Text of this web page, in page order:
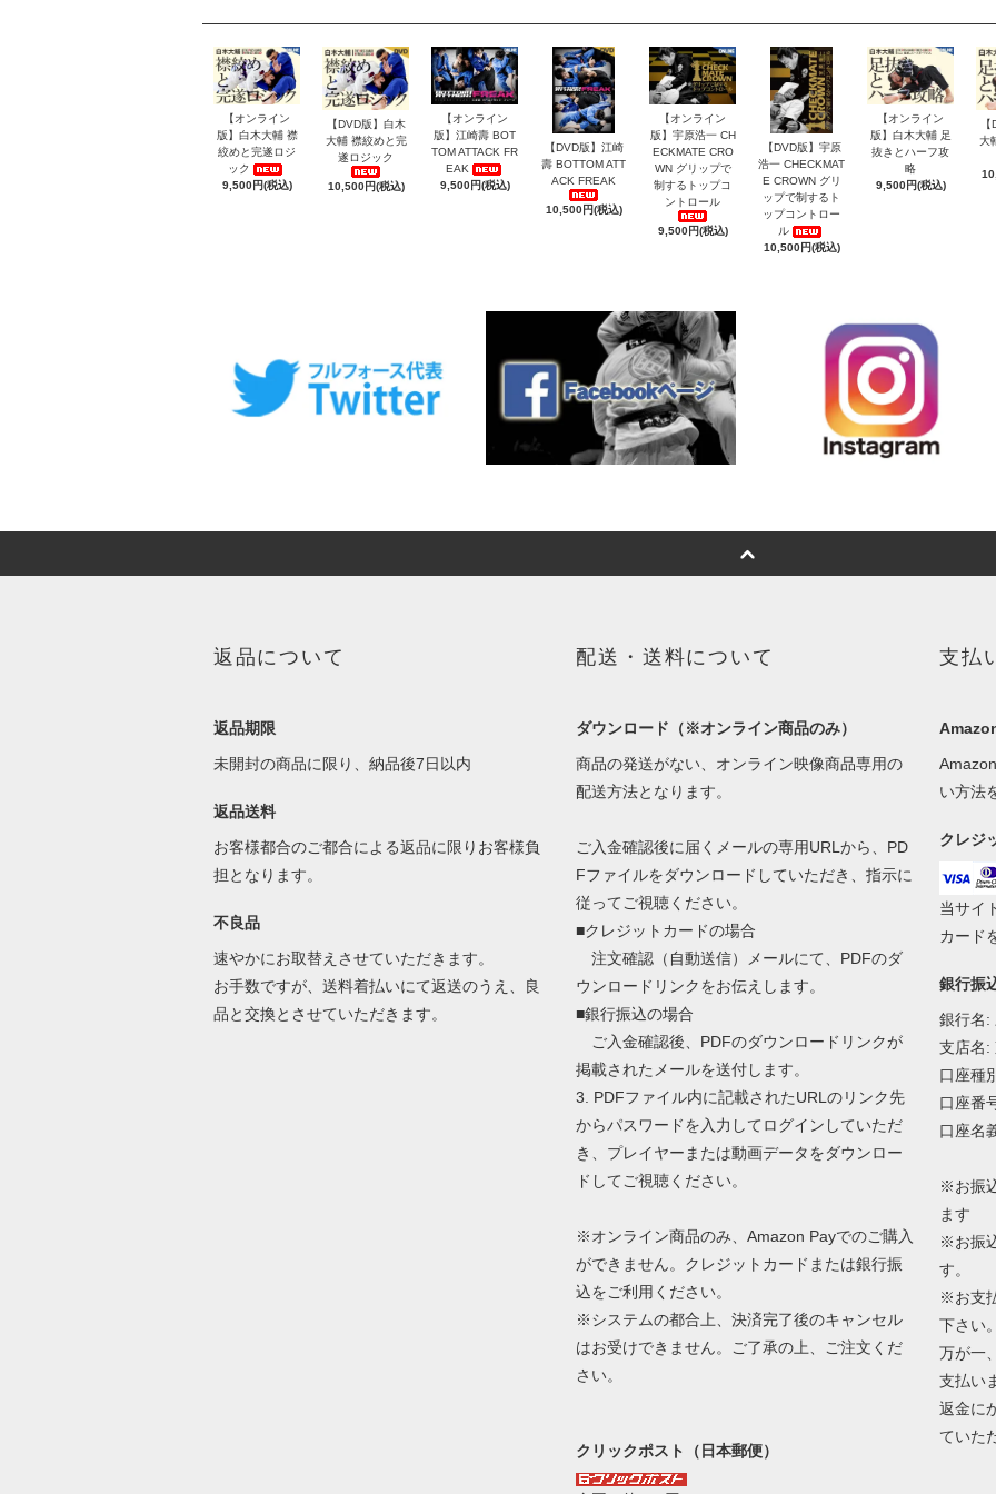
【オンライン
版】白木大輔 襟
絞めと完遂ロジ
ック
9,500円(税込)
【DVD版】白木
大輔 襟絞めと完
遂ロジック
10,500円(税込)
【オンライン
版】江崎壽 BOT
TOM ATTACK FR
EAK
9,500円(税込)
【DVD版】江崎
壽 BOTTOM ATT
ACK FREAK
10,500円(税込)
【オンライン
版】宇原浩一 CH
ECKMATE CRO
WN グリップで
制するトップコ
ントロール
9,500円(税込)
【DVD版】宇原
浩一 CHECKMAT
E CROWN グリ
ップで制するト
ップコントロー
ル
10,500円(税込)
【オンライン
版】白木大輔 足
抜きとハーフ攻
略
9,500円(税込)
大
返品について
返品期限
未開封の商品に限り、納品後7日以内
返品送料
お客様都合のご都合による返品に限りお客様負
担となります。
不良品
速やかにお取替えさせていただきます。
お手数ですが、送料着払いにて返送のうえ、良
品と交換とさせていただきます。
配送・送料について
ダウンロード（※オンライン商品のみ）
商品の発送がない、オンライン映像商品専用の
配送方法となります。
ご入金確認後に届くメールの専用URLから、PD
Fファイルをダウンロードしていただき、指示に
従ってご視聴ください。
■クレジットカードの場合
注文確認（自動送信）メールにて、PDFのダ
ウンロードリンクをお伝えします。
■銀行振込の場合
ご入金確認後、PDFのダウンロードリンクが
掲載されたメールを送付します。
3. PDFファイル内に記載されたURLのリンク先
からパスワードを入力してログインしていただ
き、プレイヤーまたは動画データをダウンロー
ドしてご視聴ください。
※オンライン商品のみ、Amazon Payでのご購入
ができません。クレジットカードまたは銀行振
込をご利用ください。
※システムの都合上、決済完了後のキャンセル
はお受けできません。ご了承の上、ご注文くだ
さい。
クリックポスト（日本郵便）
支払
い方法
クレジ
当サイ
カード
銀行振
銀行名:
支店名:
口座種
口座番
口座名
※お振
ます
※お振
す。
※お支
下さい
万が一
支払い
返金に
ていた